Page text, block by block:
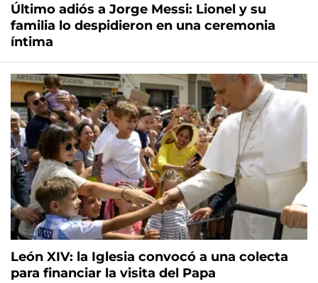
Último adiós a Jorge Messi: Lionel y su
familia lo despidieron en una ceremonia
íntima
León XIV: la Iglesia convocó a una colecta
para financiar la visita del Papa